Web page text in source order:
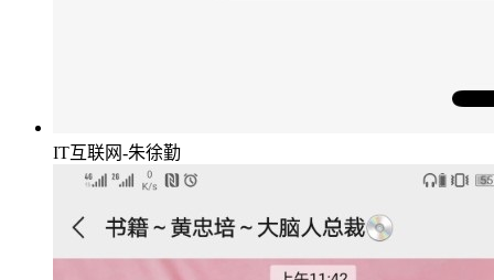
IT互联网-朱徐勤